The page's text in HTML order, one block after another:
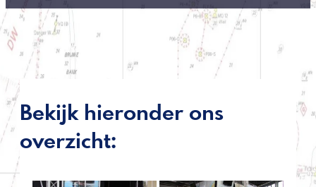
Bekijk hieronder ons
overzicht: